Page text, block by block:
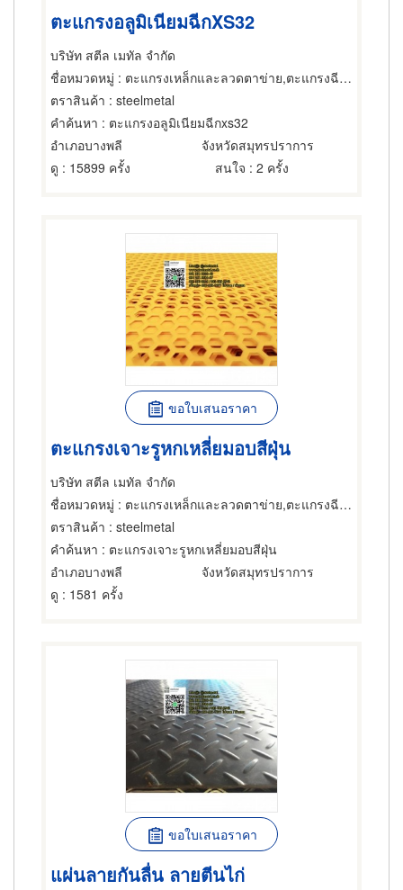
ตะแกรงอลูมิเนียมฉีกXS32
บริษัท สตีล เมทัล จำกัด
ชื่อหมวดหมู่ : ตะแกรงเหล็กและลวดตาข่าย,ตะแกรงฉีกหรือตะแกรงยืด,ตะแกรงเหล็กและลวดตาข่าย
ตราสินค้า : steelmetal
คำค้นหา : ตะแกรงอลูมิเนียมฉีกxs32
อำเภอบางพลี
จังหวัดสมุทรปราการ
ดู : 15899 ครั้ง สนใจ : 2 ครั้ง
ขอใบเสนอราคา
ตะแกรงเจาะรูหกเหลี่ยมอบสีฝุ่น
บริษัท สตีล เมทัล จำกัด
ชื่อหมวดหมู่ : ตะแกรงเหล็กและลวดตาข่าย,ตะแกรงฉีกหรือตะแกรงยืด,ตะแกรงเหล็กและลวดตาข่าย
ตราสินค้า : steelmetal
คำค้นหา : ตะแกรงเจาะรูหกเหลี่ยมอบสีฝุ่น
อำเภอบางพลี
จังหวัดสมุทรปราการ
ดู : 1581 ครั้ง
ขอใบเสนอราคา
แผ่นลายกันลื่น ลายตีนไก่